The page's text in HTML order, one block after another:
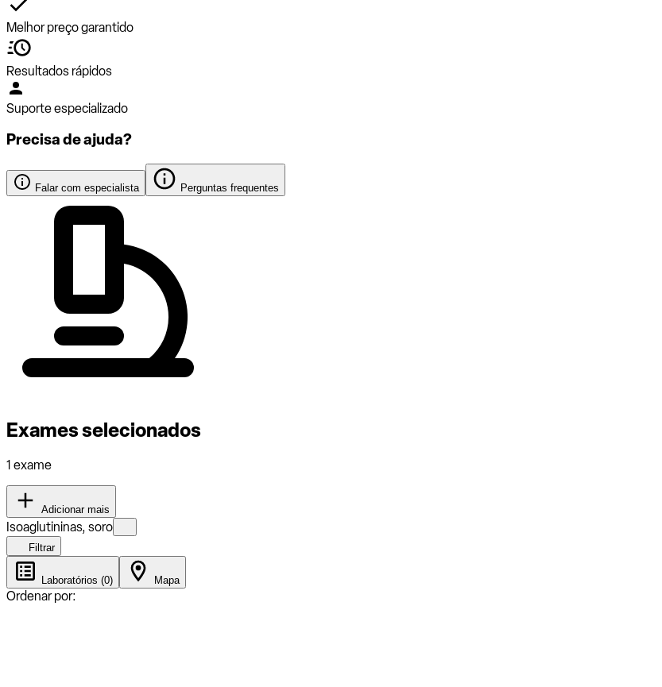
Melhor preço garantido
Resultados rápidos
Suporte especializado
Precisa de ajuda?
Falar com especialista Perguntas frequentes
Exames selecionados
1 exame
Adicionar mais
Isoaglutininas, soro
Filtrar
Laboratórios (0) Mapa
Ordenar por: